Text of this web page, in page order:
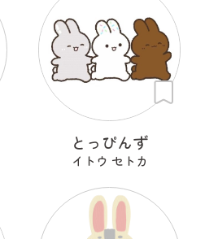
とっぴんず
イトウ セトカ